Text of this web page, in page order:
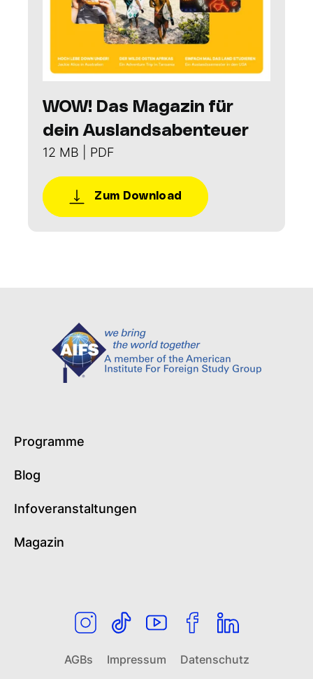
WOW! Das Magazin für
dein Auslandsabenteuer
12 MB | PDF
Zum Download
Programme
Blog
Infoveranstaltungen
Magazin
AGBs Impressum Datenschutz